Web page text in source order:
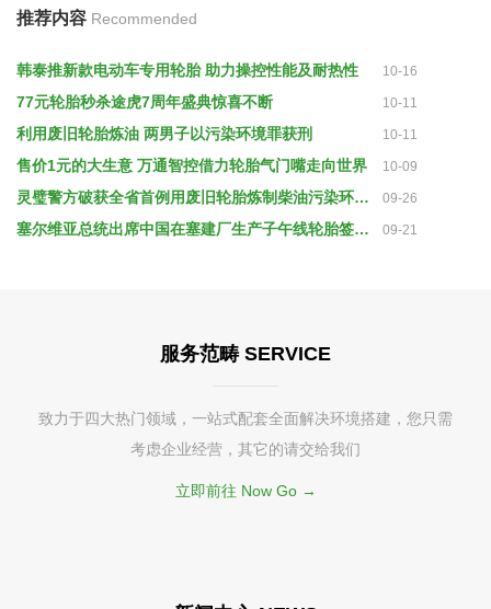
推荐内容 Recommended
韩泰推新款电动车专用轮胎 助力操控性能及耐热性 10-16
77元轮胎秒杀途虎7周年盛典惊喜不断 10-11
利用废旧轮胎炼油 两男子以污染环境罪获刑 10-11
售价1元的大生意 万通智控借力轮胎气门嘴走向世界 10-09
灵璧警方破获全省首例用废旧轮胎炼制柴油污染环境案 09-26
塞尔维亚总统出席中国在塞建厂生产子午线轮胎签约仪式 09-21
服务范畴 SERVICE
致力于四大热门领域，一站式配套全面解决环境搭建，您只需
考虑企业经营，其它的请交给我们
立即前往 Now Go →